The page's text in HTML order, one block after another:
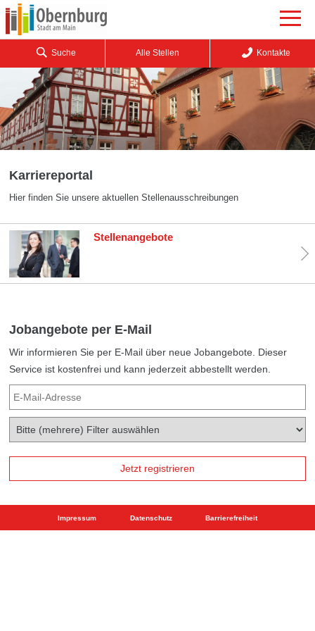
Suche Alle Stellen Kontakte
Karriereportal
Hier finden Sie unsere aktuellen Stellenausschreibungen
Stellenangebote
Jobangebote per E-Mail
Wir informieren Sie per E-Mail über neue Jobangebote. Dieser
Service ist kostenfrei und kann jederzeit abbestellt werden.
Impressum Datenschutz Barrierefreiheit